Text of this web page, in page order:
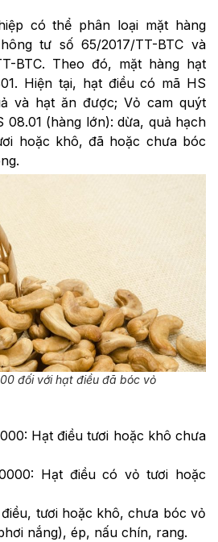
có thể phân loại mặt hàng
tư số 65/2017/TT-BTC và
BTC. Theo đó, mặt hàng hạt
Hiện tại, hạt điều có mã HS
và hạt ăn được; Vỏ cam quýt
08.01 (hàng lớn): dừa, quả hạch
hoặc khô, đã hoặc chưa bóc
đối với hạt điều đã bóc vỏ
Hạt điều tươi hoặc khô chưa
Hạt điều có vỏ tươi hoặc
điều, tươi hoặc khô, chưa bóc vỏ
nắng), ép, nấu chín, rang.